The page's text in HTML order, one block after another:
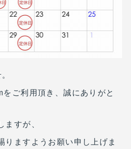
ご利用頂き、誠にありがと
すが、
りますようお願い申し上げま